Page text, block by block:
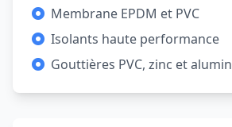
Membrane EPDM et PVC
Isolants haute performance
Gouttières PVC, zinc et